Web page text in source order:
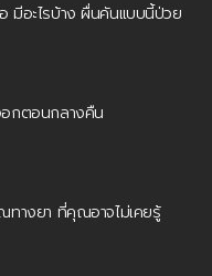
มีอะไรบ้าง ผื่นคันแบบนี้ป่วย
อกตอนกลางคืน
ทางยา ที่คุณอาจไม่เคยรู้